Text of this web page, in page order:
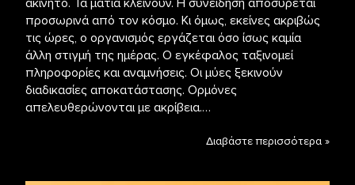
προσωρινά από τον κόσμο. Κι όμως, εκείνες ακριβώς
τις ώρες, ο οργανισμός εργάζεται όσο ίσως καμία
άλλη στιγμή της ημέρας. Ο εγκέφαλος ταξινομεί
πληροφορίες και αναμνήσεις. Οι μύες ξεκινούν
διαδικασίες αποκατάστασης. Ορμόνες
απελευθερώνονται με ακρίβεια.…
Διαβάστε περισσότερα »